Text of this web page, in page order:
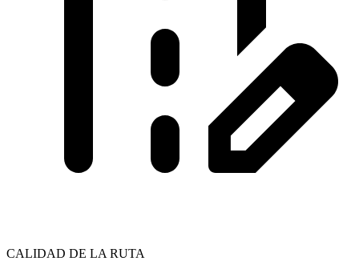
CALIDAD DE LA RUTA